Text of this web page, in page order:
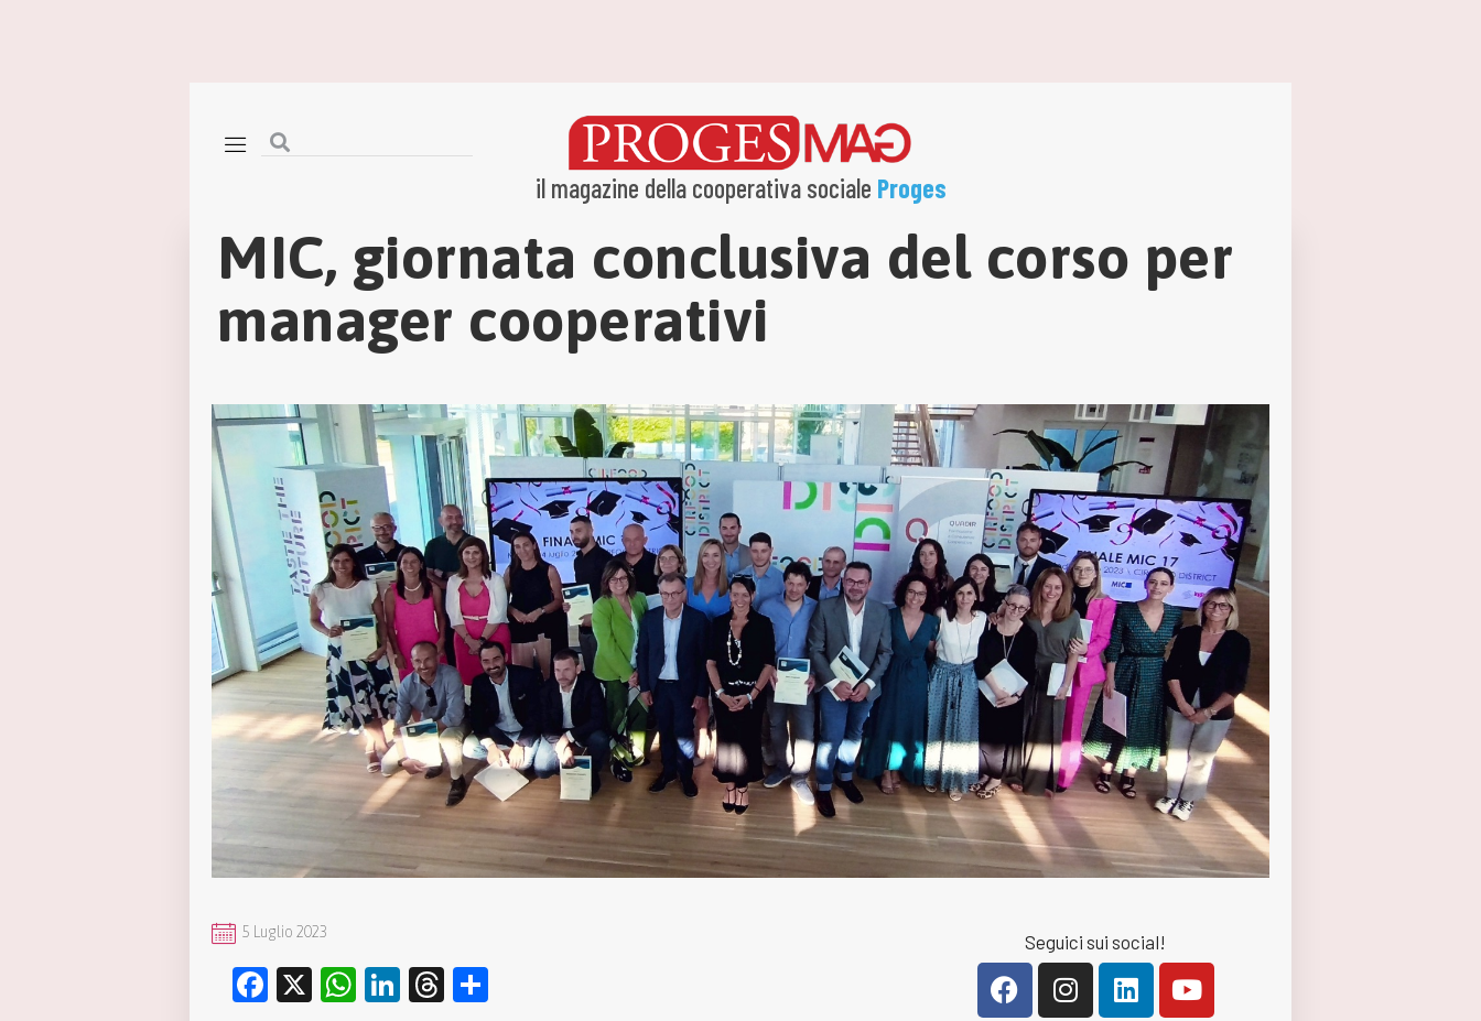
il magazine della cooperativa sociale Proges
MIC, giornata conclusiva del corso per
manager cooperativi
5 Luglio 2023
Facebook
X WhatsApp
LinkedIn
Threads
Seguici sui social!